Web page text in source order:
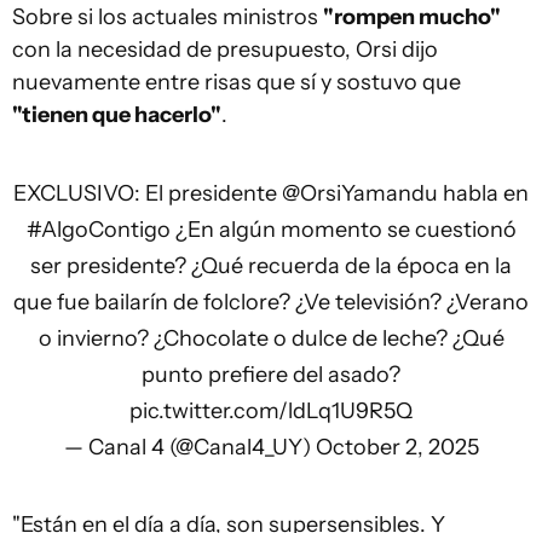
Sobre si los actuales ministros "rompen mucho"
con la necesidad de presupuesto, Orsi dijo
nuevamente entre risas que sí y sostuvo que
"tienen que hacerlo".
EXCLUSIVO: El presidente @OrsiYamandu habla en
#AlgoContigo ¿En algún momento se cuestionó
ser presidente? ¿Qué recuerda de la época en la
que fue bailarín de folclore? ¿Ve televisión? ¿Verano
o invierno? ¿Chocolate o dulce de leche? ¿Qué
punto prefiere del asado?
pic.twitter.com/ldLq1U9R5Q
— Canal 4 (@Canal4_UY) October 2, 2025
"Están en el día a día, son supersensibles. Y